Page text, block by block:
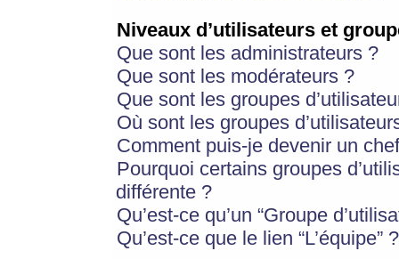
Niveaux d’utilisateurs et
Que sont les administrateurs ?
Que sont les modérateurs ?
Que sont les groupes
Où sont les groupes
Comment puis-je devenir un
Pourquoi certains groupes
différente ?
Qu’est-ce qu’un “Groupe
Qu’est-ce que le lien “L’équipe” ?